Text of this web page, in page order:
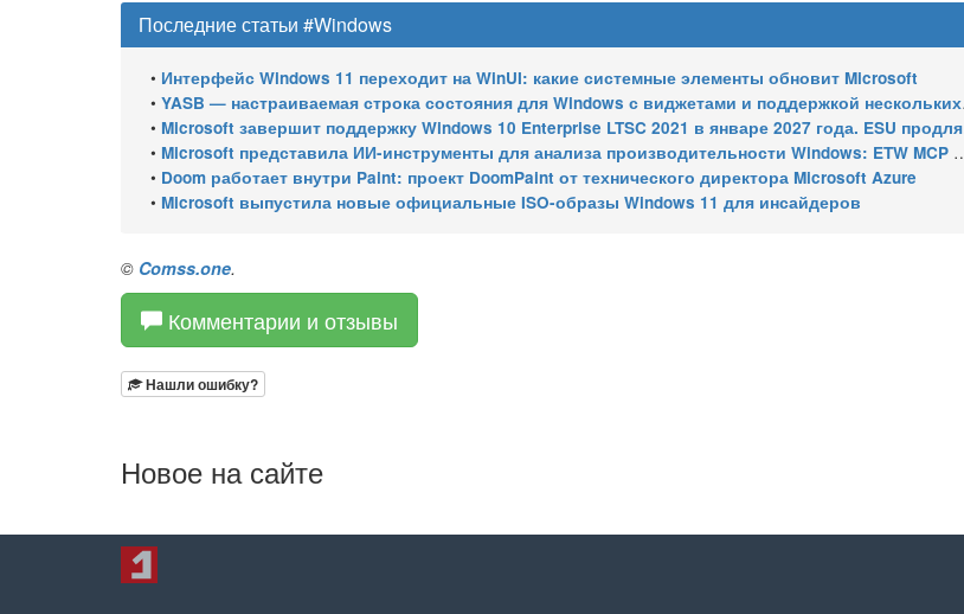
Последние статьи #Windows
• Интерфейс Windows 11 переходит на WinUI: какие системные элементы обновит Microsoft
• YASB — настраиваемая строка состояния для Windows с виджетами и поддержкой нескольких мониторов
• Microsoft завершит поддержку Windows 10 Enterprise LTSC 2021 в январе 2027 года. ESU продлят обновления до января 2030 года
• Microsoft представила ИИ-инструменты для анализа производительности Windows: ETW MCP и WPA MCP
• Doom работает внутри Paint: проект DoomPaint от технического директора Microsoft Azure
• Microsoft выпустила новые официальные ISO-образы Windows 11 для инсайдеров
© Comss.one.
Комментарии и отзывы
Нашли ошибку?
Новое на сайте